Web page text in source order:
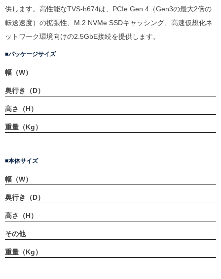
供します。高性能なTVS-h674は、PCIe Gen 4（Gen3の最大2倍の
転送速度）の拡張性、M.2 NVMe SSDキャッシング、高速仮想化ネ
ットワーク環境向けの2.5GbE接続を提供します。
パッケージサイズ
幅（W）
奥行き（D）
高さ（H）
重量（Kg）
本体サイズ
幅（W）
奥行き（D）
高さ（H）
その他
重量（Kg）